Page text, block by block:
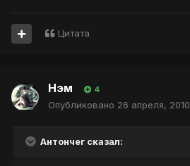
Цитата
Нэм 4
Опубликовано 26 апреля, 2010
Антончег сказал: